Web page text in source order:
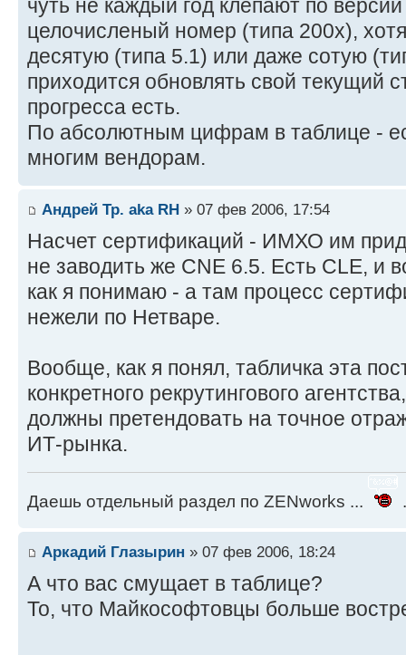
чуть не каждый год клепают по
целочисленый номер (типа 200х),
десятую (типа 5.1) или даже сотую
приходится обновлять свой текущий
прогресса есть.
По абсолютным цифрам в таблице -
многим вендорам.
Андрей Тр. aka RH » 07 фев 2006, 17:54
Насчет сертификаций - ИМХО им
не заводить же CNE 6.5. Есть CLE, и
как я понимаю - а там процесс
нежели по Нетваре.
Вообще, как я понял, табличка эта
конкретного рекрутингового
должны претендовать на точное
ИТ-рынка.
Даешь отдельный раздел по ZENworks ...
Аркадий Глазырин » 07 фев 2006, 18:24
А что вас смущает в таблице?
То, что Майкософтовцы больше